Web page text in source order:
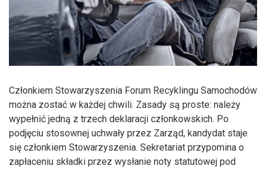
Członkiem Stowarzyszenia Forum Recyklingu Samochodów
można zostać w każdej chwili. Zasady są proste: należy
wypełnić jedną z trzech deklaracji członkowskich. Po
podjęciu stosownej uchwały przez Zarząd, kandydat staje
się członkiem Stowarzyszenia. Sekretariat przypomina o
zapłaceniu składki przez wysłanie noty statutowej pod